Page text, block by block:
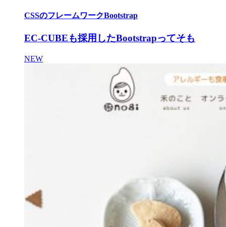
CSSのフレームワークBootstrap
EC-CUBEも採用したBootstrapってそも
NEW